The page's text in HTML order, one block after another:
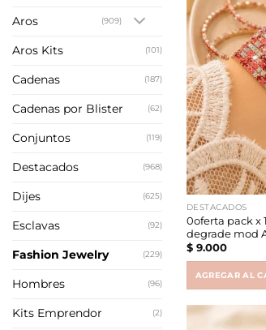
Aros (909)
Aros Kits (101)
Cadenas (187)
Cadenas por Blister (62)
Conjuntos (119)
Destacados (968)
Dijes (625)
Esclavas (92)
Fashion Jewelry (229)
Hombres (96)
Kits Emprendor (2)
DESTACADOS
0oferta pack x
degrade mod
$9.000
AGREGAR AL